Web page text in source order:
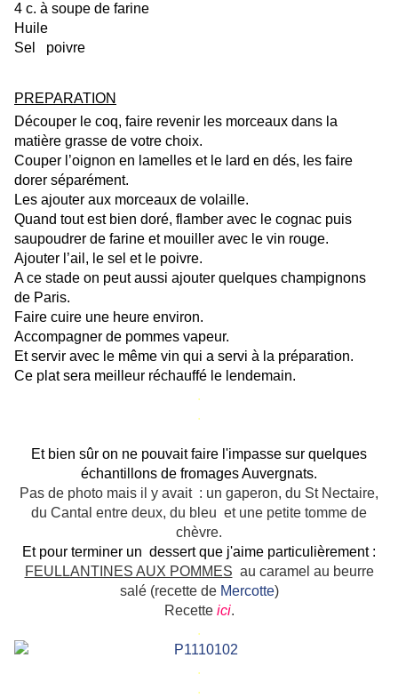
4 c. à soupe de farine
Huile
Sel
poivre
PREPARATION
Découper le coq, faire revenir les morceaux dans la
matière grasse de votre choix.
Couper l’oignon en lamelles et le lard en dés, les faire
dorer séparément.
Les ajouter aux morceaux de volaille.
Quand tout est bien doré, flamber avec le cognac puis
saupoudrer de farine et mouiller avec le vin rouge.
Ajouter l’ail, le sel et le poivre.
A ce stade on peut aussi ajouter quelques champignons
de Paris.
Faire cuire une heure environ.
Accompagner de pommes vapeur.
Et servir avec le même vin qui a servi à la préparation.
Ce plat sera meilleur réchauffé le lendemain.
.
.
Et bien sûr on ne pouvait faire l'impasse sur quelques
échantillons de fromagesAuvergnats.
Pas de photo mais il y avait : un gaperon, du St Nectaire,
du Cantal entre deux, du bleu et une petite tomme de
chèvre.
Et pour terminer un dessert que j'aime particulièrement :
FEULLANTINES AUX POMMES au caramel au beurre
salé (recette de Mercotte)
Recette ici.
.
.
.